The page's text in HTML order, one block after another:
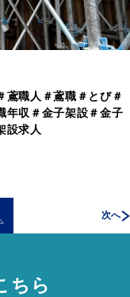
鳶職人＃鳶職＃とび＃
年収＃金子架設＃金子
設求人
次へ
ちら